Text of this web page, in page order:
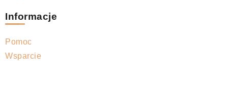
Informacje
Pomoc
Wsparcie